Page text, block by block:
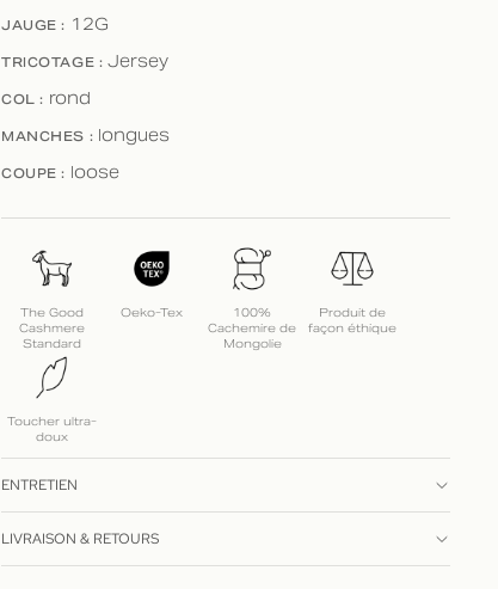
JAUGE : 12G
TRICOTAGE : Jersey
COL : rond
MANCHES : longues
COUPE : loose
The Good
Cashmere
Standard
Oeko-Tex
100%
Cachemire de
Mongolie
Produit de
façon éthique
Toucher ultra-
doux
ENTRETIEN
LIVRAISON & RETOURS